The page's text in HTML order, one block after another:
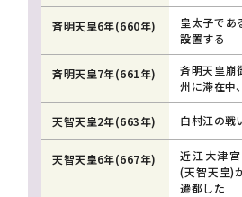
斉明天皇6年(660年)
皇太子であ
設置する
斉明天皇7年(661年)
斉明天皇崩
州に滞在中
天智天皇2年(663年) 白村江の戦
天智天皇6年(667年)
近江大津
(天智天皇)
遷都した